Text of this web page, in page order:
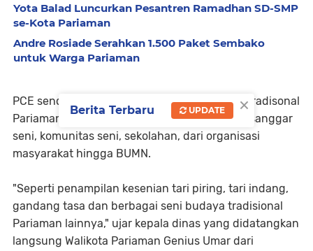
Yota Balad Luncurkan Pesantren Ramadhan SD-SMP
se-Kota Pariaman
Andre Rosiade Serahkan 1.500 Paket Sembako
untuk Warga Pariaman
PCE sendiri akan mementaskan seni budaya tradisonal
Pariaman setiap Sabtu sore melalui berbagai sanggar
seni, komunitas seni, sekolahan, dari organisasi
masyarakat hingga BUMN.
"Seperti penampilan kesenian tari piring, tari indang,
gandang tasa dan berbagai seni budaya tradisional
Pariaman lainnya," ujar kepala dinas yang didatangkan
langsung Walikota Pariaman Genius Umar dari
×
Berita Terbaru UPDATE